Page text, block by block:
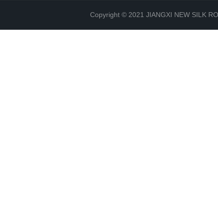
Copyright © 2021 JIANGXI NEW SILK